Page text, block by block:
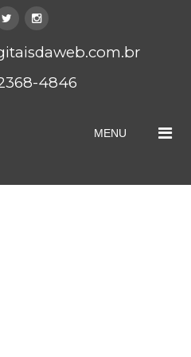
2368-4846
MENU